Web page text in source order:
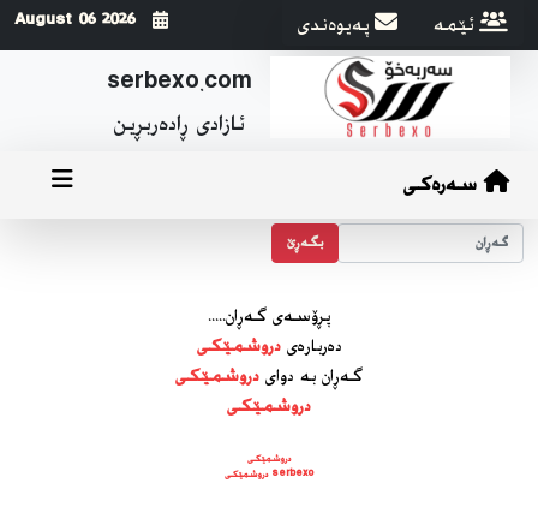
serbexo.com
ئازادی ڕاده‌ربڕین
ئێمه په‌یوه‌ندی 2026 August 06
سەرەکی
بگه‌ڕێ
پڕۆسه‌ی گه‌ڕان.....
ده‌رباره‌ی دروشمێکی
گه‌ڕان به دوای دروشمێکی
دروشمێکی
دروشمێکی
serbexo دروشمێکی